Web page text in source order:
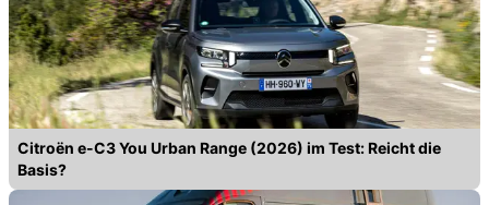
Citroën e-C3 You Urban Range (2026) im Test: Reicht die
Basis?